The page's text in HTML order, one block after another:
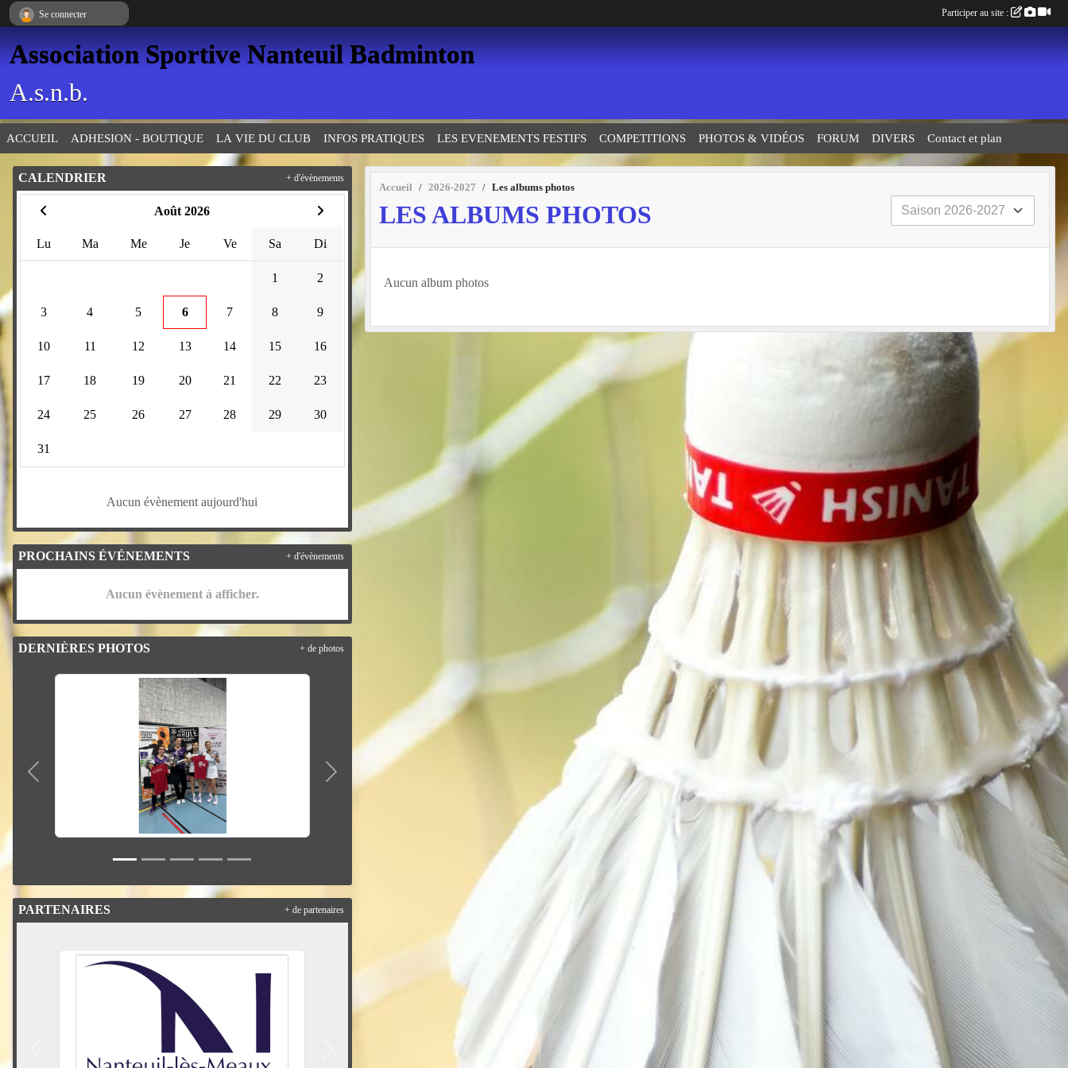
Association Sportive Nanteuil Badminton
A.s.n.b.
ACCUEIL ADHESION - BOUTIQUE LA VIE DU CLUB INFOS PRATIQUES LES EVENEMENTS FESTIFS COMPETITIONS PHOTOS & VIDÉOS FORUM DIVERS Contact et plan
Accueil 2026-2027 Les albums photos
LES ALBUMS PHOTOS
Aucun album photos
CALENDRIER
Août 2026
Lu Ma Me Je Ve Sa Di
1 2
3 4 5 6 7 8 9
10 11 12 13 14 15 16
17 18 19 20 21 22 23
24 25 26 27 28 29 30
31
Aucun évènement aujourd'hui
+ d'évènements
PROCHAINS ÉVÉNEMENTS
Aucun évènement à afficher.
+ d'évènements
DERNIÈRES PHOTOS
Précedent Suivant
+ de photos
PARTENAIRES + de partenaires
Se connecter Participer au site :
Panneau de gestion des cookies